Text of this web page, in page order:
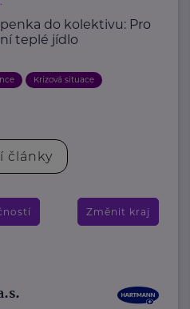
do kolektivu: Pro
teplé jídlo
Krizová situace
články
Změnit kraj